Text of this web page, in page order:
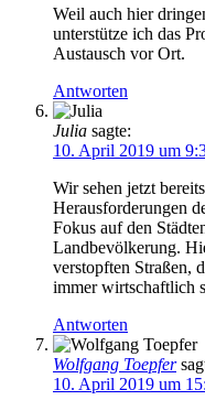
Weil auch hier
unterstütze ich das
Austausch vor Ort.
Antworten
Julia sagte:
10. April 2019 um
Wir sehen jetzt
Herausforderungen
Fokus auf den
Landbevölkerung.
verstopften Straßen,
immer wirtschaftlich
Antworten
Wolfgang Toepfer
10. April 2019 um